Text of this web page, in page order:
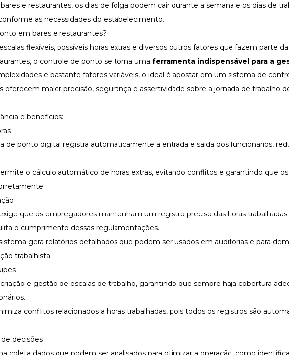
e restaurantes, os dias de folga podem cair durante a semana e os dias de
as necessidades do estabelecimento.
em bares e restaurantes?
escalas flexíveis, possíveis horas extras e diversos outros fatores que fazem parte
o controle de ponto se torna uma ferramenta indispensável para a
e bastante fatores variáveis, o ideal é apostar em um sistema de
oferecem maior precisão, segurança e assertividade sobre a jornada de trabalho
e benefícios:
de ponto digital registra automaticamente a entrada e saída dos funcionários,
o cálculo automático de horas extras, evitando conflitos e garantindo que os
que os empregadores mantenham um registro preciso das horas
o cumprimento dessas regulamentações.
gera relatórios detalhados que podem ser usados em auditorias e para
trabalhista.
e gestão de escalas de trabalho, garantindo que sempre haja cobertura
conflitos relacionados a horas trabalhadas, pois todos os registros são
decisões
coleta dados que podem ser analisados para otimizar a operação, como